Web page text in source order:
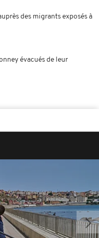
des migrants exposés à
évacués de leur